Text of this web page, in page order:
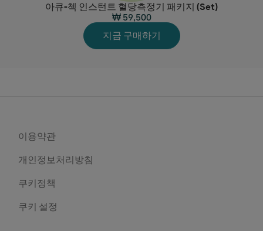
아큐-첵 인스턴트 혈당측정기 패키지 (Set)
₩ 59,500
지금 구매하기
이용약관
개인정보처리방침
쿠키정책
쿠키 설정